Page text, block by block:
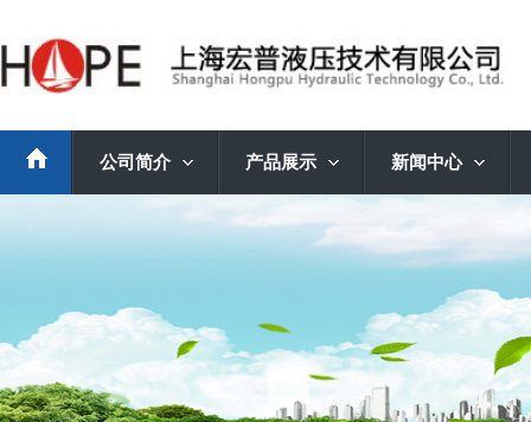
公司简介 产品展示 新闻中心